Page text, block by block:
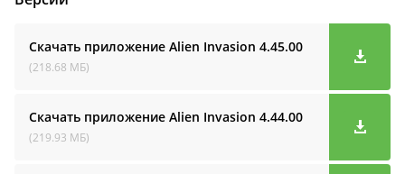
Скачать приложение Alien Invasion 4.45.00
(218.68 МБ)
Скачать приложение Alien Invasion 4.44.00
(219.93 МБ)